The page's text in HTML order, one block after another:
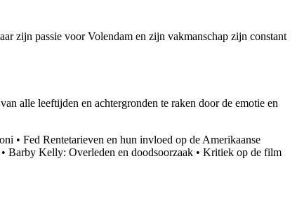
zijn passie voor Volendam en zijn vakmanschap zijn constant
alle leeftijden en achtergronden te raken door de emotie en
• Fed Rentetarieven en hun invloed op de Amerikaanse
• Barby Kelly: Overleden en doodsoorzaak • Kritiek op de film